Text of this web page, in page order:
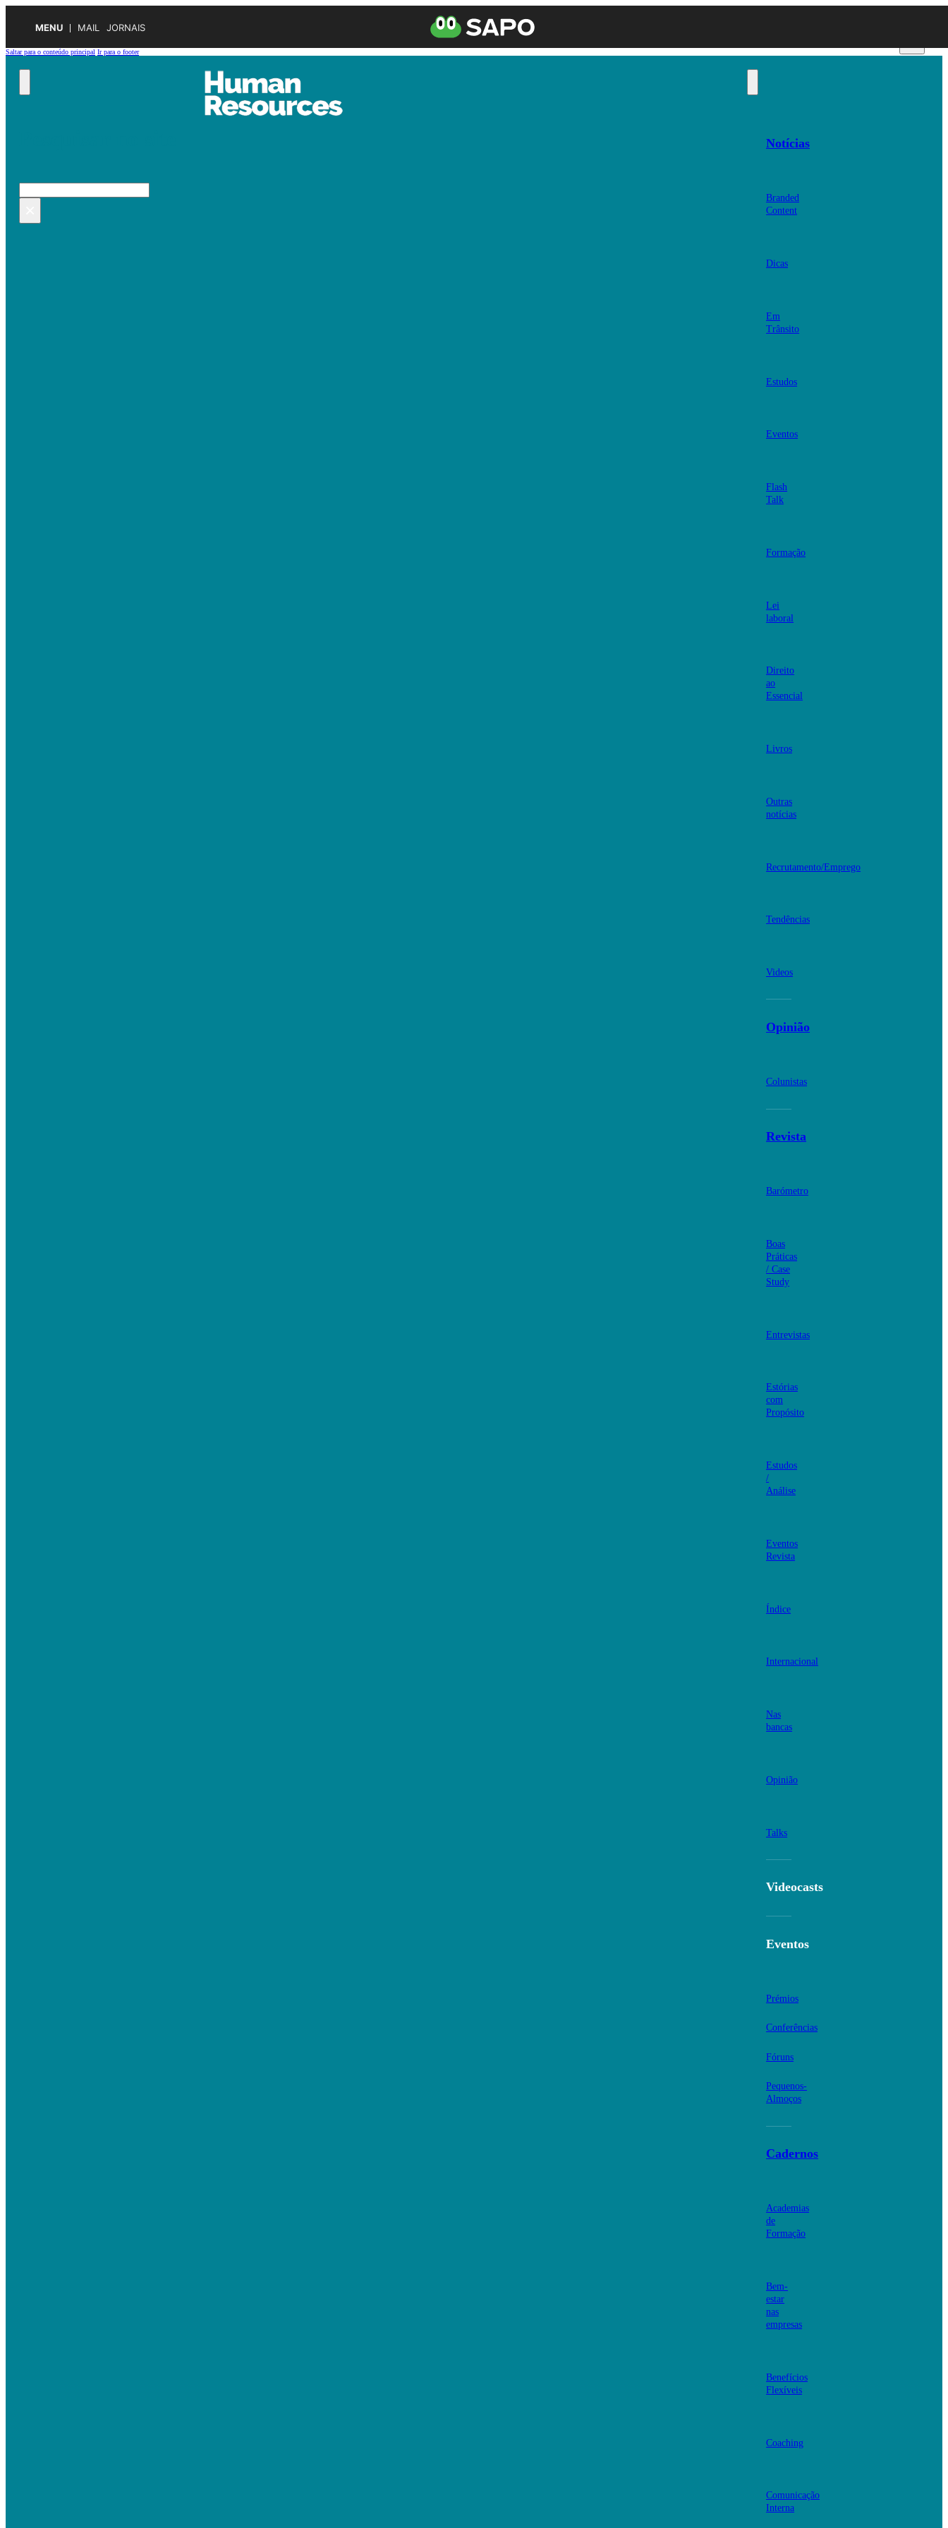
MENU MAIL JORNAIS
Saltar para o conteúdo principal Ir para o footer
Pesquisar
Notícias
Branded
Content
Dicas
Em
Trânsito
Estudos
Eventos
Flash
Talk
Formação
Lei
laboral
Direito
ao
Essencial
Livros
Outras
notícias
Recrutamento/Emprego
Tendências
Videos
Opinião
Colunistas
Revista
Barómetro
Boas
Práticas
/ Case
Study
Entrevistas
Estórias
com
Propósito
Estudos
/
Análise
Eventos
Revista
Índice
Internacional
Nas
bancas
Opinião
Talks
Videocasts
Eventos
Prémios
Conferências
Fóruns
Pequenos-
Almoços
Cadernos
Academias
de
Formação
Bem-
estar
nas
empresas
Benefícios
Flexíveis
Coaching
Comunicação
Interna